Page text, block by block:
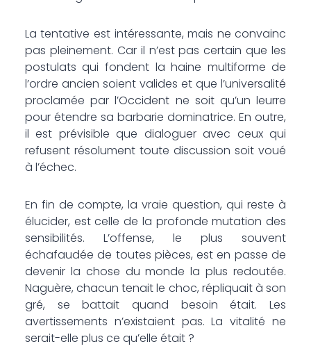
La tentative est intéressante, mais ne convainc
pas pleinement. Car il n’est pas certain que les
postulats qui fondent la haine multiforme de
l’ordre ancien soient valides et que l’universalité
proclamée par l’Occident ne soit qu’un leurre
pour étendre sa barbarie dominatrice. En outre,
il est prévisible que dialoguer avec ceux qui
refusent résolument toute discussion soit voué
à l’échec.
En fin de compte, la vraie question, qui reste à
élucider, est celle de la profonde mutation des
sensibilités. L’offense, le plus souvent
échafaudée de toutes pièces, est en passe de
devenir la chose du monde la plus redoutée.
Naguère, chacun tenait le choc, répliquait à son
gré, se battait quand besoin était. Les
avertissements n’existaient pas. La vitalité ne
serait-elle plus ce qu’elle était ?